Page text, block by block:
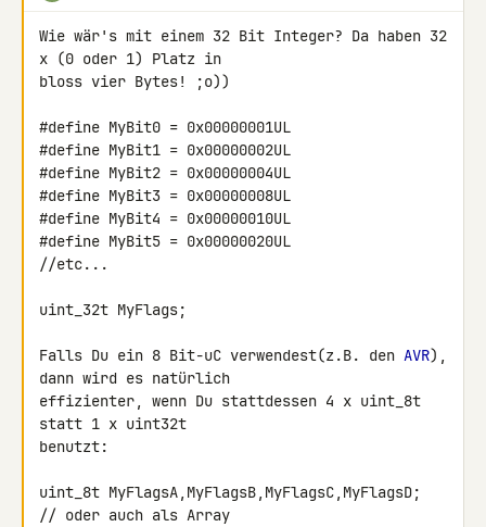
Wie wär's mit einem 32 Bit Integer? Da haben 32
x (0 oder 1) Platz in
bloss vier Bytes! ;o))
#define MyBit0 = 0x00000001UL
#define MyBit1 = 0x00000002UL
#define MyBit2 = 0x00000004UL
#define MyBit3 = 0x00000008UL
#define MyBit4 = 0x00000010UL
#define MyBit5 = 0x00000020UL
//etc...
uint_32t MyFlags;
Falls Du ein 8 Bit-uC verwendest(z.B. den AVR),
dann wird es natürlich
effizienter, wenn Du stattdessen 4 x uint_8t
statt 1 x uint32t
benutzt:
uint_8t MyFlagsA,MyFlagsB,MyFlagsC,MyFlagsD;
// oder auch als Array